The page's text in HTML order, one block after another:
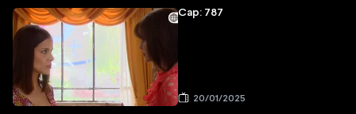
Cap: 787
20/01/2025